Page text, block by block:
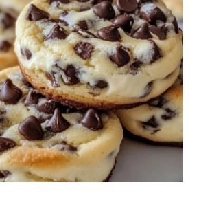
Chip Cheesecake Cookies